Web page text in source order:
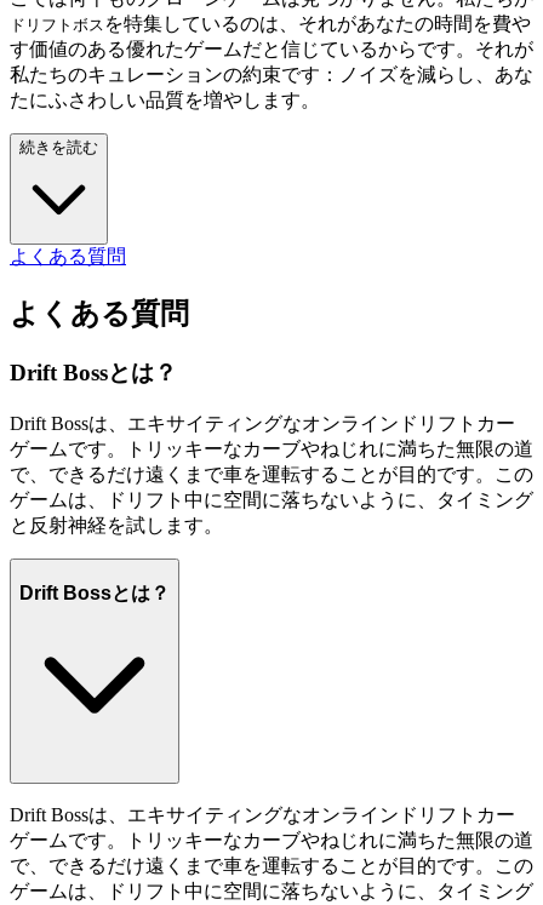
ドリフトボス を特集しているのは、それがあなたの時間を費や
す価値のある優れたゲームだと信じているからです。それが
私たちのキュレーションの約束です：ノイズを減らし、あな
たにふさわしい品質を増やします。
続きを読む
よくある質問
よくある質問
Drift Bossとは？
Drift Bossは、エキサイティングなオンラインドリフトカー
ゲームです。トリッキーなカーブやねじれに満ちた無限の道
で、できるだけ遠くまで車を運転することが目的です。この
ゲームは、ドリフト中に空間に落ちないように、タイミング
と反射神経を試します。
Drift Bossとは？
Drift Bossは、エキサイティングなオンラインドリフトカー
ゲームです。トリッキーなカーブやねじれに満ちた無限の道
で、できるだけ遠くまで車を運転することが目的です。この
ゲームは、ドリフト中に空間に落ちないように、タイミング